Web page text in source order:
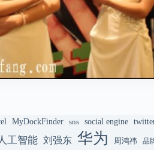
MyDockFinder sns social engine
工智能 刘强东 华为 周鸿祎 品